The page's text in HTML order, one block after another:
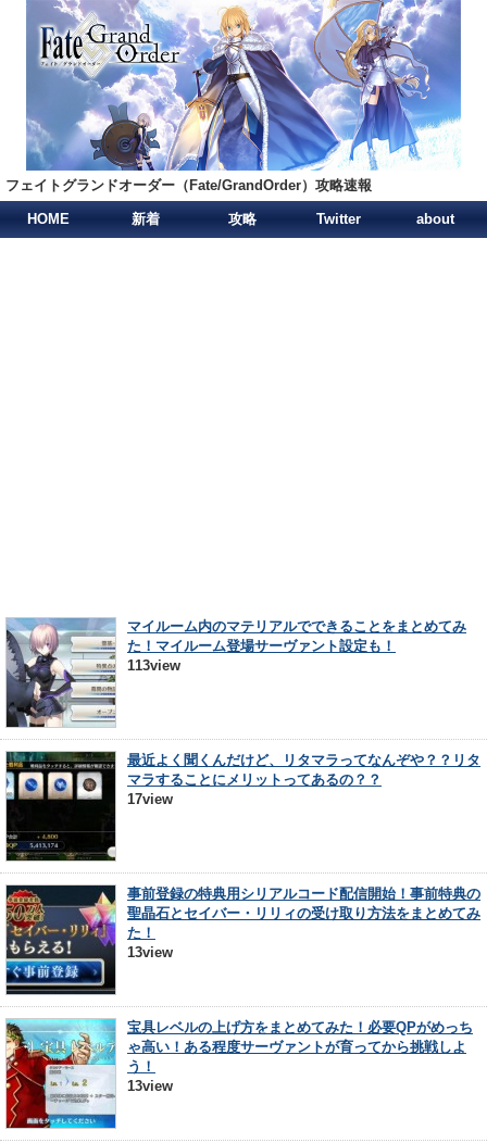
フェイトグランドオーダー（Fate/GrandOrder）攻略速報
HOME 新着 攻略 Twitter about
マイルーム内のマテリアルでできることをまとめてみ
た！マイルーム登場サーヴァント設定も！
113view
最近よく聞くんだけど、リタマラってなんぞや？？リタ
マラすることにメリットってあるの？？
17view
事前登録の特典用シリアルコード配信開始！事前特典の
聖晶石とセイバー・リリィの受け取り方法をまとめてみ
た！
13view
宝具レベルの上げ方をまとめてみた！必要QPがめっち
ゃ高い！ある程度サーヴァントが育ってから挑戦しよ
う！
13view